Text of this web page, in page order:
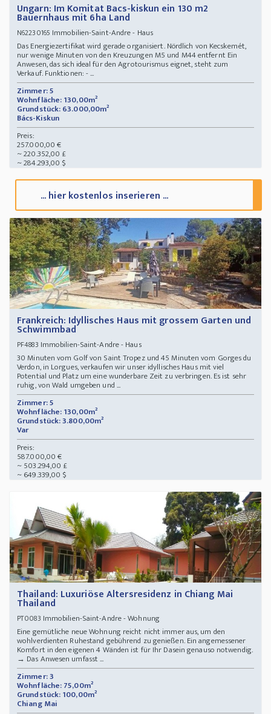
Ungarn: Im Komitat Bacs-kiskun ein 130 m2
Bauernhaus mit 6ha Land
N62230165 Immobilien-Saint-Andre - Haus
Das Energiezertifikat wird gerade organisiert. Nördlich von Kecskemét,
nur wenige Minuten von den Kreuzungen M5 und M44 entfernt Ein
Anwesen, das sich ideal für den Agrotourismus eignet, steht zum
Verkauf. Funktionen: - ...
Zimmer: 5
Wohnfläche: 130,00m²
Grundstück: 63.000,00m²
Bács-Kiskun
Preis:
257.000,00 €
~ 220.352,00 £
~ 284.293,00 $
... hier kostenlos inserieren ...
Frankreich: Idyllisches Haus mit grossem Garten und
Schwimmbad
PF4883 Immobilien-Saint-Andre - Haus
30 Minuten vom Golf von Saint Tropez und 45 Minuten vom Gorges du
Verdon, in Lorgues, verkaufen wir unser idyllisches Haus mit viel
Potential und Platz um eine wunderbare Zeit zu verbringen. Es ist sehr
ruhig, von Wald umgeben und ...
Zimmer: 5
Wohnfläche: 130,00m²
Grundstück: 3.800,00m²
Var
Preis:
587.000,00 €
~ 503.294,00 £
~ 649.339,00 $
Thailand: Luxuriöse Altersresidenz in Chiang Mai
Thailand
PT0083 Immobilien-Saint-Andre - Wohnung
Eine gemütliche neue Wohnung reicht nicht immer aus, um den
wohlverdienten Ruhestand gebührend zu genießen. Ein angemessener
Komfort in den eigenen 4 Wänden ist für Ihr Dasein genauso notwendig.
→ Das Anwesen umfasst ...
Zimmer: 3
Wohnfläche: 75,00m²
Grundstück: 100,00m²
Chiang Mai